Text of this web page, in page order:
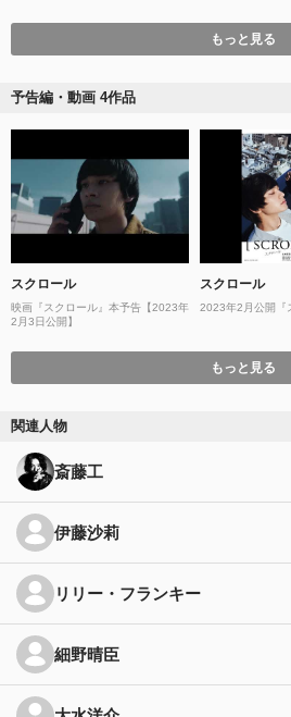
もっと見る
予告編・動画 4作品
スクロール
映画『スクロール』本予告【2023年
2月3日公開】
スクロール
2023年2月公開『
もっと見る
関連人物
斎藤工
伊藤沙莉
リリー・フランキー
細野晴臣